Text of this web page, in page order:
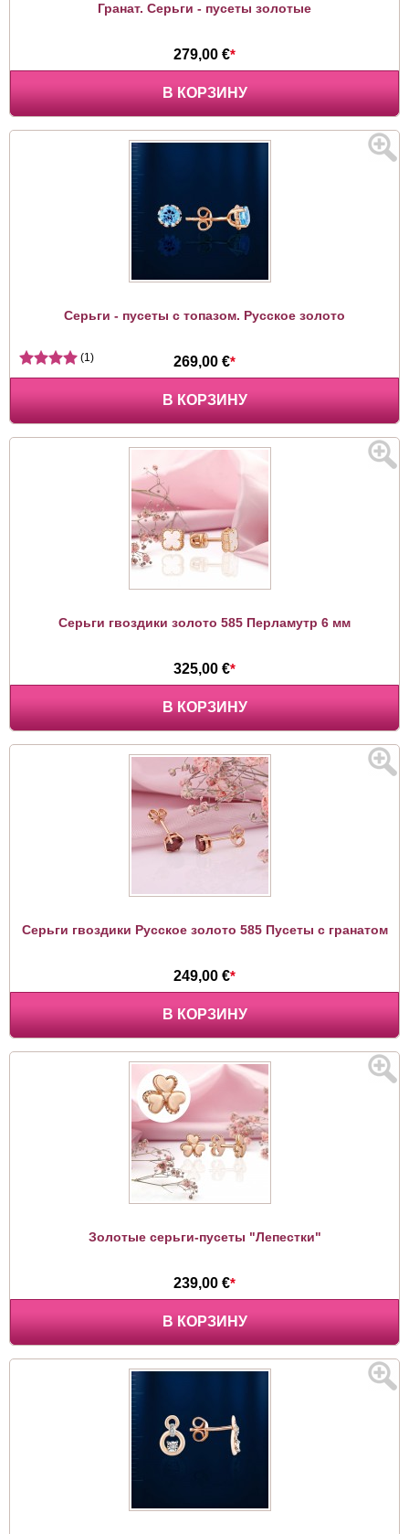
Гранат. Серьги - пусеты золотые
279,00 €*
В КОРЗИНУ
Серьги - пусеты с топазом. Русское золото
269,00 €*
(1)
В КОРЗИНУ
Серьги гвоздики золото 585 Перламутр 6 мм
325,00 €*
В КОРЗИНУ
Серьги гвоздики Русское золото 585 Пусеты с гранатом
249,00 €*
В КОРЗИНУ
Золотые серьги-пусеты "Лепестки"
239,00 €*
В КОРЗИНУ